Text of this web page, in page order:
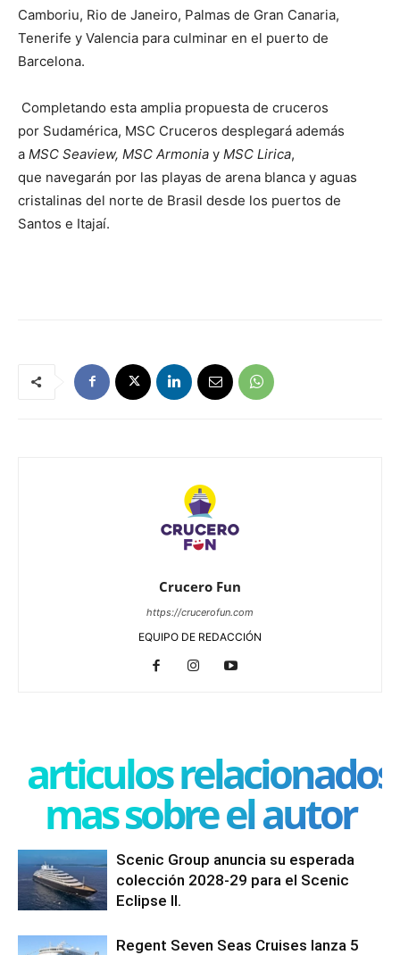
Camboriu, Rio de Janeiro, Palmas de Gran Canaria,
Tenerife y Valencia para culminar en el puerto de
Barcelona.
Completando esta amplia propuesta de cruceros
por Sudamérica, MSC Cruceros desplegará además
a MSC Seaview, MSC Armonia y MSC Lirica,
que navegarán por las playas de arena blanca y aguas
cristalinas del norte de Brasil desde los puertos de
Santos e Itajaí.
Crucero Fun
https://crucerofun.com
EQUIPO DE REDACCIÓN
articulos relacionados
mas sobre el autor
Scenic Group anuncia su esperada
colección 2028-29 para el Scenic
Eclipse II.
Regent Seven Seas Cruises lanza 5